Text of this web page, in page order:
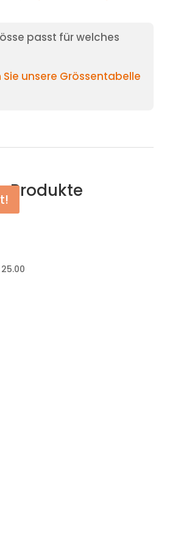
passt für welches
Sie unsere Grössentabelle
Produkte